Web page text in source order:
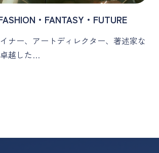
・FANTASY・FUTURE
ナー、アートディレクター、著述家な
越した…